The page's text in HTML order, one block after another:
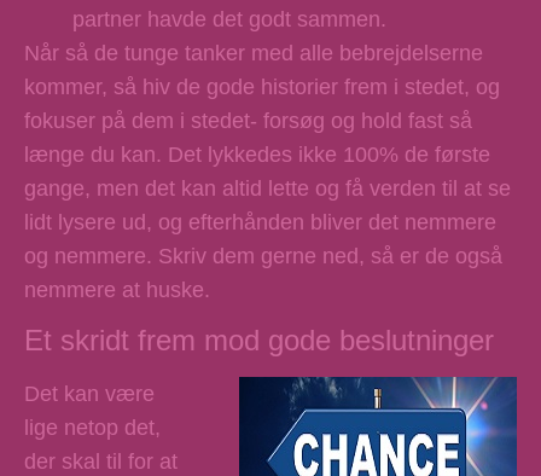
partner havde det godt sammen.
Når så de tunge tanker med alle bebrejdelserne
kommer, så hiv de gode historier frem i stedet, og
fokuser på dem i stedet- forsøg og hold fast så
længe du kan. Det lykkedes ikke 100% de første
gange, men det kan altid lette og få verden til at se
lidt lysere ud, og efterhånden bliver det nemmere
og nemmere. Skriv dem gerne ned, så er de også
nemmere at huske.
Et skridt frem mod gode beslutninger
Det kan være
lige netop det,
der skal til for at